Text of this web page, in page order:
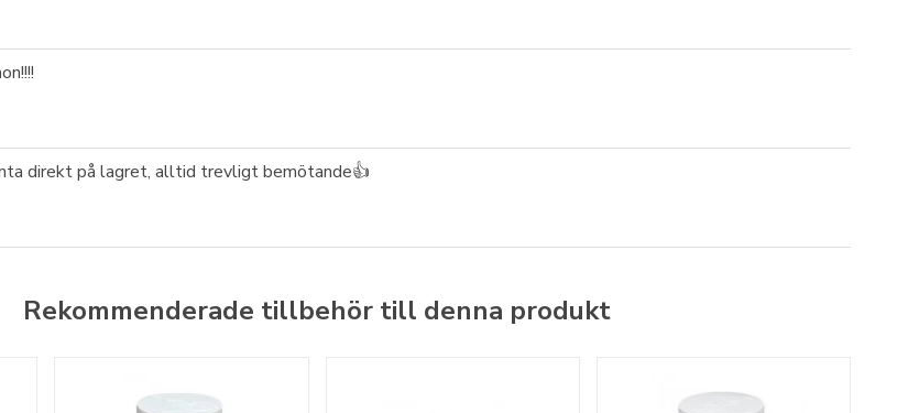
direkt på lagret, alltid trevligt bemötande👍
Rekommenderade tillbehör till denna produkt